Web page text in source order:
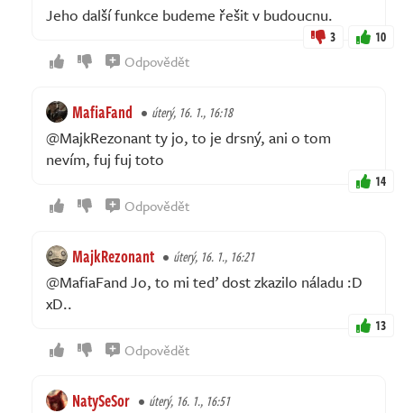
Jeho další funkce budeme řešit v budoucnu.
3 10
Odpovědět
MafiaFand úterý, 16. 1., 16:18
@MajkRezonant ty jo, to je drsný, ani o tom
nevím, fuj fuj toto
14
Odpovědět
MajkRezonant úterý, 16. 1., 16:21
@MafiaFand Jo, to mi teď dost zkazilo náladu :D
xD..
13
Odpovědět
NatySeSor úterý, 16. 1., 16:51